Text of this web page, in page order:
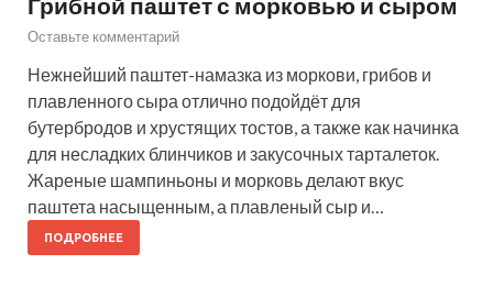
Оставьте комментарий
Нежнейший паштет-намазка из моркови, грибов и
плавленного сыра отлично подойдёт для
бутербродов и хрустящих тостов, а также как начинка
для несладких блинчиков и закусочных тарталеток.
Жареные шампиньоны и морковь делают вкус
паштета насыщенным, а плавленый сыр и…
ПОДРОБНЕЕ